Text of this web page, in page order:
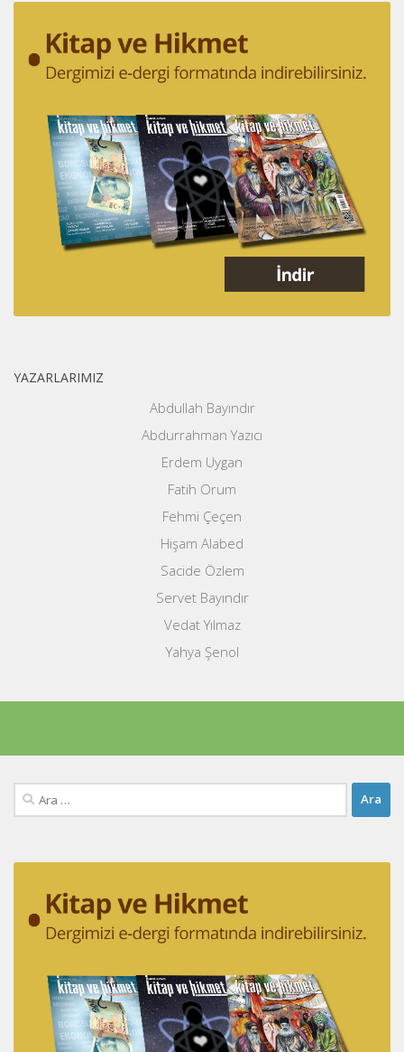
YAZARLARIMIZ
Abdullah Bayındır
Abdurrahman Yazıcı
Erdem Uygan
Fatih Orum
Fehmi Çeçen
Hişam Alabed
Sacide Özlem
Servet Bayındır
Vedat Yılmaz
Yahya Şenol
Arama: